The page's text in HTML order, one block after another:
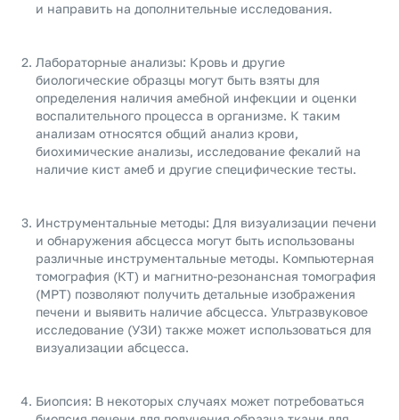
и направить на дополнительные исследования.
Лабораторные анализы: Кровь и другие
биологические образцы могут быть взяты для
определения наличия амебной инфекции и оценки
воспалительного процесса в организме. К таким
анализам относятся общий анализ крови,
биохимические анализы, исследование фекалий на
наличие кист амеб и другие специфические тесты.
Инструментальные методы: Для визуализации печени
и обнаружения абсцесса могут быть использованы
различные инструментальные методы. Компьютерная
томография (КТ) и магнитно-резонансная томография
(МРТ) позволяют получить детальные изображения
печени и выявить наличие абсцесса. Ультразвуковое
исследование (УЗИ) также может использоваться для
визуализации абсцесса.
Биопсия: В некоторых случаях может потребоваться